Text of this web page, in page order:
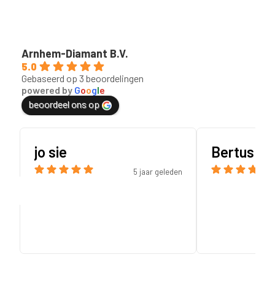
Arnhem-Diamant B.V.
5.0
Gebaseerd op 3 beoordelingen
powered by Google
beoordeel ons op
Bertus Kuiper
9 jaar geleden
Chris de